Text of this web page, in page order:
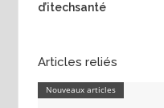
d’itechsanté
Articles reliés
Nouveaux articles